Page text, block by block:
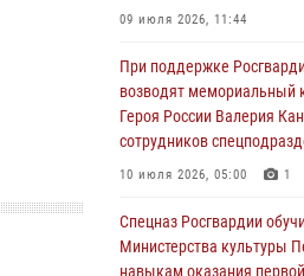
центр (видео)
В Управлении
области подвели итоги
полугодие 2026 года
04 августа 2026, 06:08
Росгвардия обеспечила
праздничных
09 июля 2026, 11:44
При поддержке
возводят мемориальный
Героя России Валерия
сотрудников
10 июля 2026, 05:00 1
Спецназ Росгвардии
Министерства культуры
навыкам оказания